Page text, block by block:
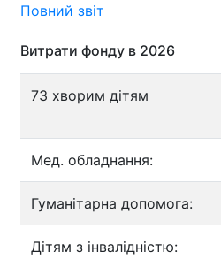
Повний звіт
Витрати фонду в 2026
73 хворим дітям
Мед. обладнання:
Гуманітарна допомога:
Дітям з інвалідністю: